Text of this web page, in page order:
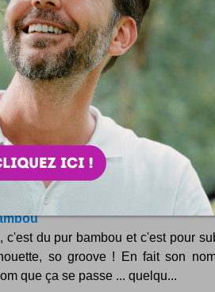
depuis 1978.
!
gadgets ... On en bouffe à
on peut même s'essuyer les
Pour 50 dollars soit 40...
c'est du pur bambou et c'est pour
so groove ! En fait son
que ça se passe ... quelqu...